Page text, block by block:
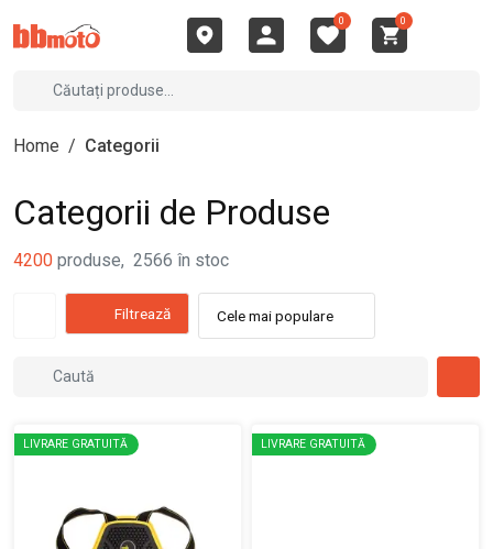
0 0
Home / Categorii
Categorii de Produse
4200 produse, 2566 în stoc
Filtrează Cele mai populare
LIVRARE GRATUITĂ LIVRARE GRATUITĂ